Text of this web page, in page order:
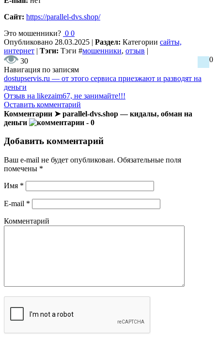
Сайт: https://parallel-dvs.shop/
Это мошенники? 0 0
Опубликовано 28.03.2025 | Раздел: Категории сайты,
интернет | Тэги: Тэги #мошенники, отзыв |
30
0
Навигация по записям
dostupservis.ru — от этого сервиса приезжают и разводят на
деньги
Отзыв на likezaim67, не занимайте!!!
Оставить комментарий
Комментарии ➤ parallel-dvs.shop — кидалы, обман на
деньги
- 0
Добавить комментарий
Ваш e-mail не будет опубликован. Обязательные поля
помечены *
Имя *
E-mail *
Комментарий